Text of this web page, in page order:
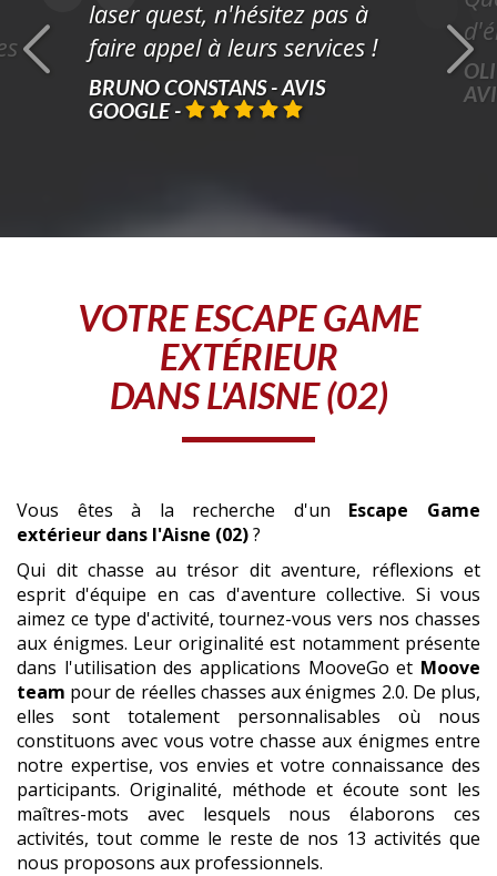
laser quest, n'hésitez pas à
faire appel à leurs services !
BRUNO CONSTANS - AVIS
GOOGLE -
VOTREESCAPE GAME
EXTÉRIEUR
DANS L'AISNE (02)
Vous êtes à la recherche d'un Escape Game
extérieur dans l'Aisne (02)?
Qui dit chasse au trésor dit aventure, réflexions et
esprit d'équipe en cas d'aventure collective. Si vous
aimez ce type d'activité, tournez-vous vers nos chasses
aux énigmes. Leur originalité est notamment présente
dans l'utilisation des applications MooveGo et Moove
team pour de réelles chasses aux énigmes 2.0. De plus,
elles sont totalement personnalisables où nous
constituons avec vous votre chasse aux énigmes entre
notre expertise, vos envies et votre connaissance des
participants. Originalité, méthode et écoute sont les
maîtres-mots avec lesquels nous élaborons ces
activités, tout comme le reste de nos 13 activités que
nous proposons aux professionnels.